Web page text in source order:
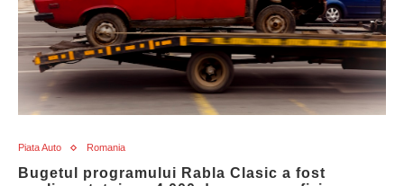
Piata Auto Romania
Bugetul programului Rabla Clasic a fost